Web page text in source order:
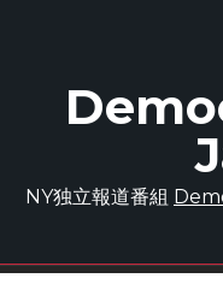
NY独立報道番組